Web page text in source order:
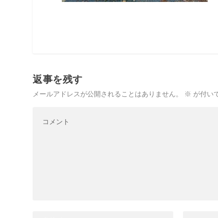
返事を残す
メールアドレスが公開されることはありません。 ※ が付い